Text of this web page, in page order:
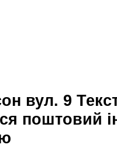
поштовий